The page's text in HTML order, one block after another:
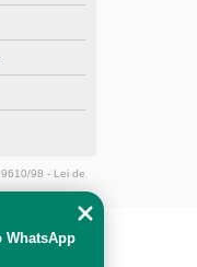
Descanso
com
das
9610/98 - Lei de
WhatsApp